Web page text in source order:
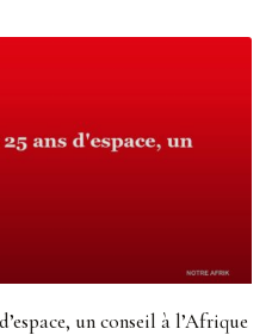
un conseil à l’Afrique